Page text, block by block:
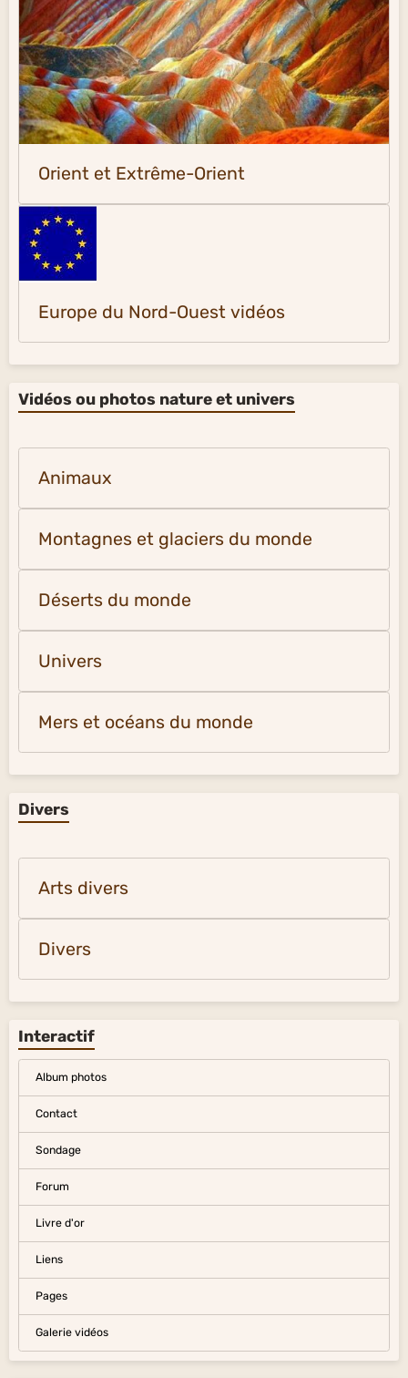
Orient et Extrême-Orient
Europe du Nord-Ouest vidéos
Vidéos ou photos nature et univers
Animaux
Montagnes et glaciers du monde
Déserts du monde
Univers
Mers et océans du monde
Divers
Arts divers
Divers
Interactif
Album photos
Contact
Sondage
Forum
Livre d'or
Liens
Pages
Galerie vidéos